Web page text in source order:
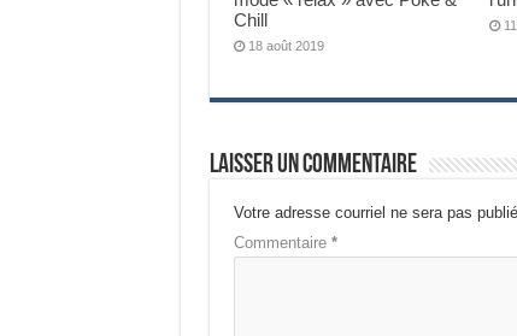
Chill
18 août 2019
Laisser un commentaire
Votre adresse courriel ne sera pas
Commentaire *